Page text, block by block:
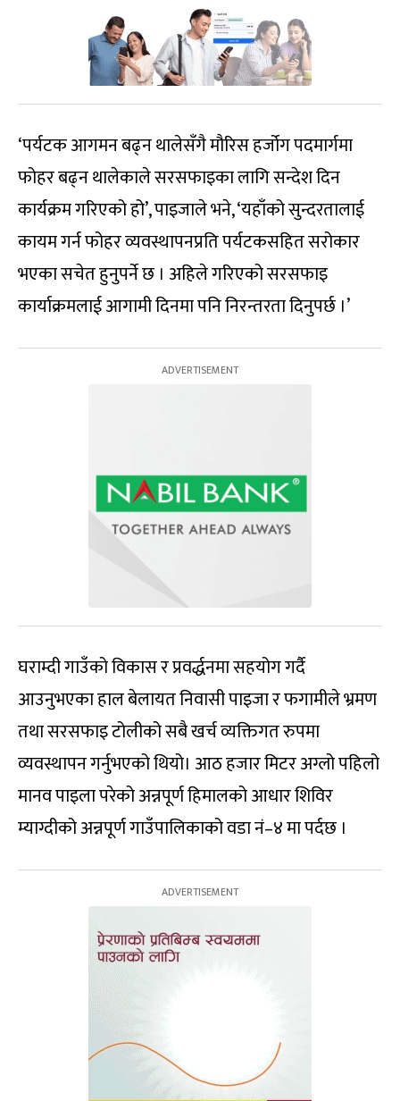
‘पर्यटक आगमन बढ्न थालेसँगै मौरिस हर्जोग पदमार्गमा
फोहर बढ्न थालेकाले सरसफाइका लागि सन्देश दिन
कार्यक्रम गरिएको हो’, पाइजाले भने, ‘यहाँको सुन्दरतालाई
कायम गर्न फोहर व्यवस्थापनप्रति पर्यटकसहित सरोकार
भएका सचेत हुनुपर्ने छ । अहिले गरिएको सरसफाइ
कार्याक्रमलाई आगामी दिनमा पनि निरन्तरता दिनुपर्छ ।’
घराम्दी गाउँको विकास र प्रवर्द्धनमा सहयोग गर्दै
आउनुभएका हाल बेलायत निवासी पाइजा र फगामीले भ्रमण
तथा सरसफाइ टोलीको सबै खर्च व्यक्तिगत रुपमा
व्यवस्थापन गर्नुभएको थियो। आठ हजार मिटर अग्लो पहिलो
मानव पाइला परेको अन्नपूर्ण हिमालको आधार शिविर
म्याग्दीको अन्नपूर्ण गाउँपालिकाको वडा नं–४ मा पर्दछ ।